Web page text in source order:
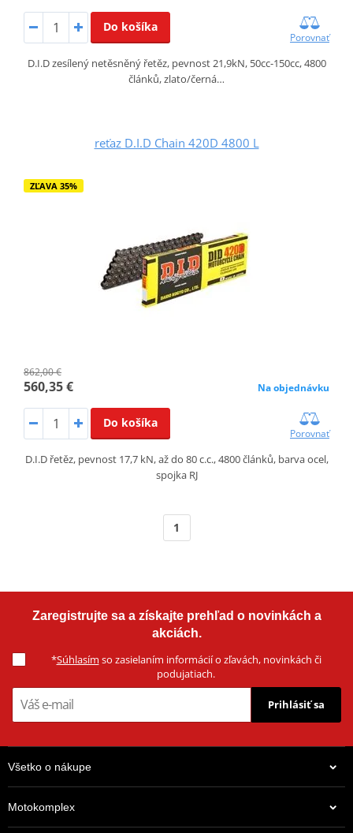
Do košíka
Porovnať
D.I.D zesílený netěsněný řetěz, pevnost 21,9kN, 50cc-150cc, 4800
článků, zlato/černá…
reťaz D.I.D Chain 420D 4800 L
ZĽAVA 35%
862,00 €
560,35 € Na objednávku
Do košíka
Porovnať
D.I.D řetěz, pevnost 17,7 kN, až do 80 c.c., 4800 článků, barva ocel,
spojka RJ
1
Zaregistrujte sa a získajte prehľad o novinkách a
akciách.
*Súhlasím so zasielaním informácií o zľavách, novinkách či
podujatiach.
Prihlásiť sa
Všetko o nákupe
Motokomplex